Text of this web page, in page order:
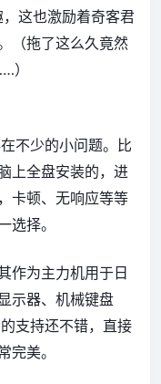
这也激励着奇客君
（拖了这么久竟然
）
不少的小问题。比
上全盘安装的，进
卡顿、无响应等等
选择。
作为主力机用于日
示器、机械键盘
支持还不错，直接
完美。